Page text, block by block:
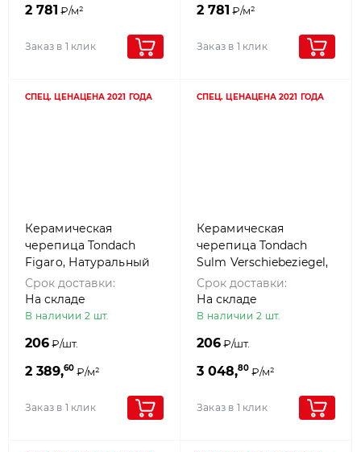
2 781 ₽/м²
Заказ в 1 клик
2 781 ₽/м²
Заказ в 1 клик
СПЕЦ. ЦЕНАЦЕНА 2021 ГОДА
Керамическая
черепица Tondach
Figaro, Натуральный
красный
Срок доставки:
На складе
В наличии 2 шт.
206₽/шт.
2 389,60 ₽/м²
Заказ в 1 клик
СПЕЦ. ЦЕНАЦЕНА 2021 ГОДА
Керамическая
черепица Tondach
Sulm Verschiebeziegel,
Натуральный красный
(natural amadeus)
Срок доставки:
На складе
В наличии 2 шт.
206₽/шт.
3 048,80 ₽/м²
Заказ в 1 клик